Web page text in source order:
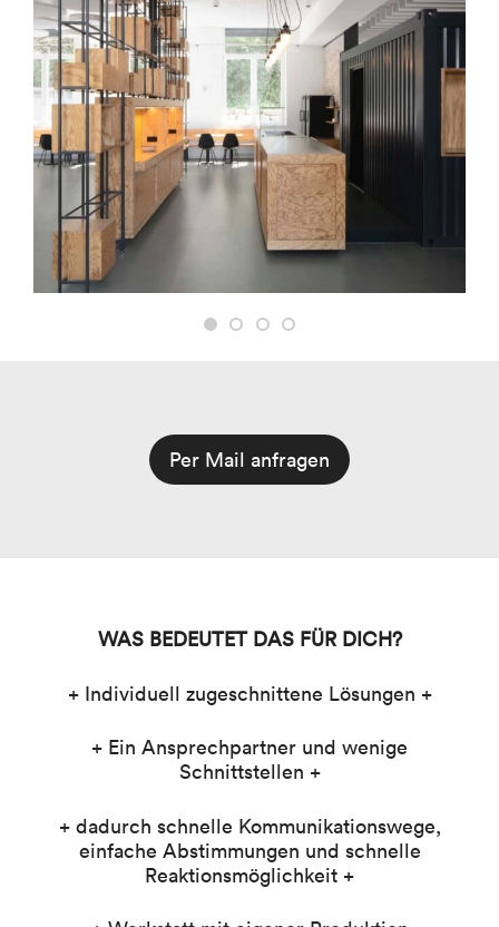
Per Mail anfragen
WAS BEDEUTET DAS FÜR DICH?
+ Individuell zugeschnittene Lösungen +
+ Ein Ansprechpartner und wenige
Schnittstellen +
+ dadurch schnelle Kommunikationswege,
einfache Abstimmungen und schnelle
Reaktionsmöglichkeit +